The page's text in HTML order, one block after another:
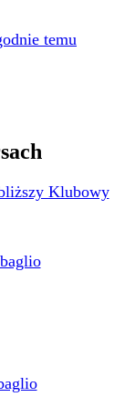
temu
Klubowy